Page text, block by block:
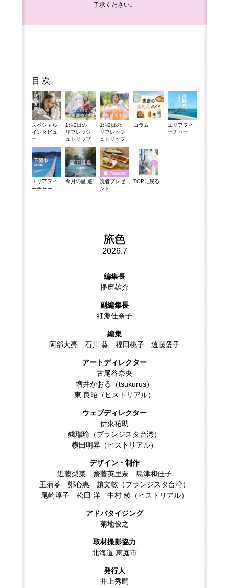
了承ください。
目 次
スペシャル
インタビュ
ー
1泊2日の
リフレッシ
ュトリップ
1泊2日の
リフレッシ
ュトリップ
コラム
エリアフィ
ーチャー
エリアフィ
ーチャー
今月の温“選”
読者プレゼ
ント
TOPに戻る
2026.7
編集長
播磨雄介
副編集長
細淵佳奈子
編集
阿部大亮 石川 葵 福田桃子 遠藤愛子
アートディレクター
古尾谷奈央
増井かおる（tsukurus）
東 良昭（ヒストリアル）
ウェブディレクター
伊東祐助
錢瑞瑜（ブランジスタ台湾）
横田明昇（ヒストリアル）
デザイン・制作
近藤梨菜 齋藤英里奈 島津和佳子
王蒲苓 鄭心惠 趙文敏（ブランジスタ台湾）
尾崎淳子 松田 洋 中村 綾（ヒストリアル）
アドバタイジング
菊地俊之
取材撮影協力
北海道 恵庭市
発行人
井上秀嗣